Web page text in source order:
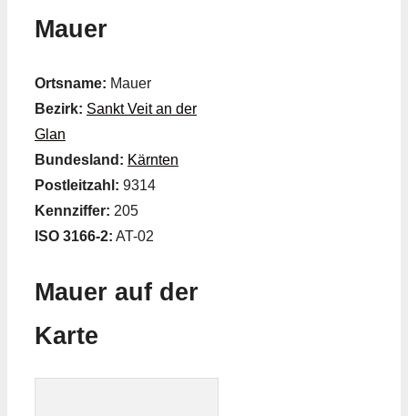
Mauer
Ortsname: Mauer
Bezirk: Sankt Veit an der
Glan
Bundesland: Kärnten
Postleitzahl: 9314
Kennziffer: 205
ISO 3166-2: AT-02
Mauer auf der
Karte